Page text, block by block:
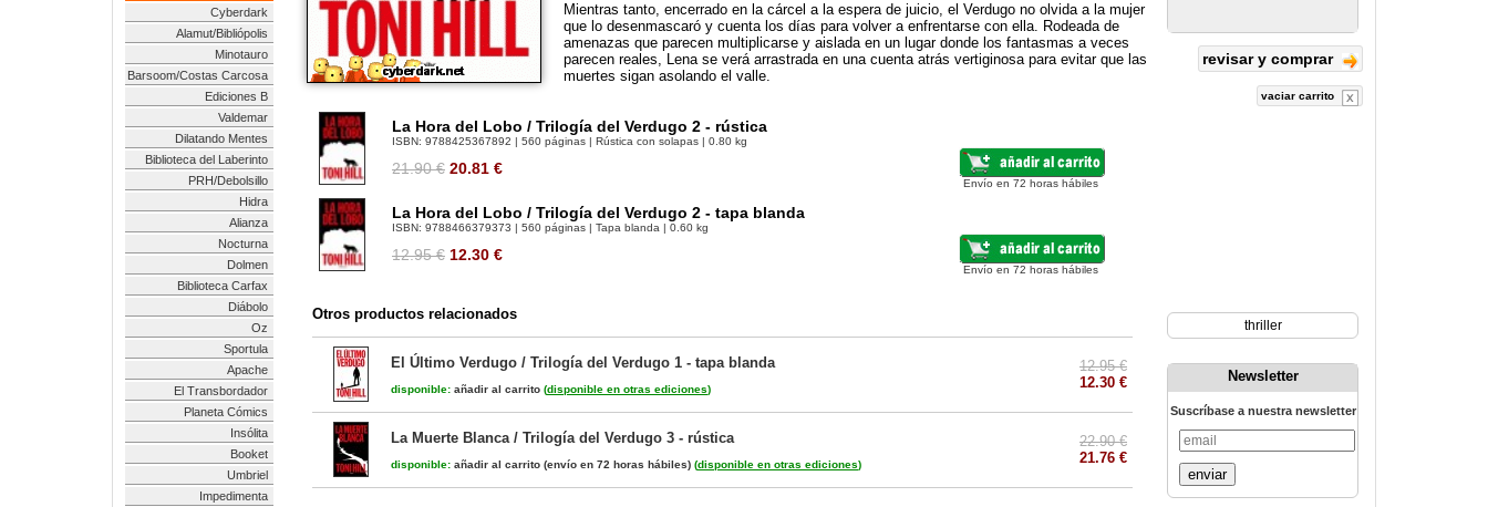
Cyberdark
Alamut/Bibliópolis
Minotauro
Barsoom/Costas Carcosa
Ediciones B
Valdemar
Dilatando Mentes
Biblioteca del Laberinto
PRH/Debolsillo
Hidra
Alianza
Nocturna
Dolmen
Biblioteca Carfax
Diábolo
Oz
Sportula
Apache
El Transbordador
Planeta Cómics
Insólita
Booket
Umbriel
Impedimenta
Mientras tanto, encerrado en la cárcel a la espera de juicio, el Verdugo no olvida a la mujer
que lo desenmascaró y cuenta los días para volver a enfrentarse con ella. Rodeada de
amenazas que parecen multiplicarse y aislada en un lugar donde los fantasmas a veces
parecen reales, Lena se verá arrastrada en una cuenta atrás vertiginosa para evitar que las
muertes sigan asolando el valle.
La Hora del Lobo / Trilogía del Verdugo 2 - rústica
ISBN: 9788425367892 | 560 páginas | Rústica con solapas | 0.80 kg
21.90 € 20.81 €
Envío en 72 horas hábiles
La Hora del Lobo / Trilogía del Verdugo 2 - tapa blanda
ISBN: 9788466379373 | 560 páginas | Tapa blanda | 0.60 kg
12.95 € 12.30 €
Envío en 72 horas hábiles
Otros productos relacionados
El Último Verdugo / Trilogía del Verdugo 1 - tapa blanda
disponible: añadir al carrito (disponible en otras ediciones)
12.95 €
12.30 €
La Muerte Blanca / Trilogía del Verdugo 3 - rústica
disponible: añadir al carrito (envío en 72 horas hábiles) (disponible en otras ediciones)
22.90 €
21.76 €
revisar y comprar
vaciar carrito
thriller
Newsletter
Suscríbase a nuestra newsletter
enviar